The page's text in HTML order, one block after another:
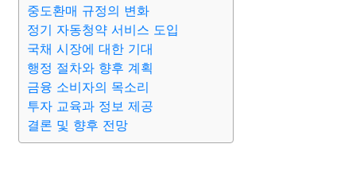
대출 자동차 취미 여행
종교 사회 정치 건강
부동산 외국어 교육
중도환매 규정의 변화
정기 자동청약 서비스 도입
국채 시장에 대한 기대
행정 절차와 향후 계획
금융 소비자의 목소리
투자 교육과 정보 제공
결론 및 향후 전망